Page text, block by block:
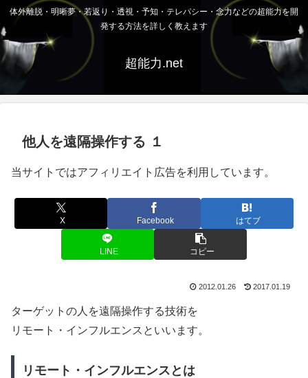
体外離脱・明晰夢・若返り・透視・予知・テレパシー・念力などの超能力を開
発する方法を詳しく教えます
超能力.net
他人を遠隔操作する １
当サイトではアフィリエイト広告を利用しています。
X Facebook はてブ
LINE コピー
2012.01.26 2017.01.19
ターゲットの人を遠隔操作する技術を
リモート・インフルエンスといいます。
リモート・インフルエンスとは